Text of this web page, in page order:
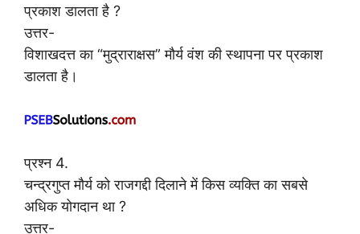
प्रकाश डालता है ?
उत्तर-
विशाखदत्त का “मुद्राराक्षस” मौर्य वंश की स्थापना पर प्रकाश
डालता है।
प्रश्न 4.
चन्द्रगुप्त मौर्य को राजगद्दी दिलाने में किस व्यक्ति का सबसे
अधिक योगदान था ?
उत्तर-